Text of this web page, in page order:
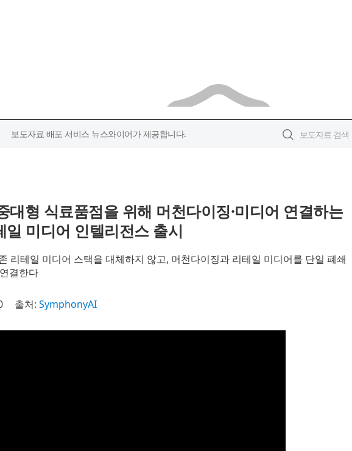
보도자료 배포 서비스 뉴스와이어가 제공합니다.
대형 식료품점을 위해 머천다이징·미디어 연결하는
일 미디어 인텔리전스 출시
리테일 미디어 스택을 대체하지 않고, 머천다이징과 리테일 미디어를 단일 폐쇄
결한다
출처: SymphonyAI